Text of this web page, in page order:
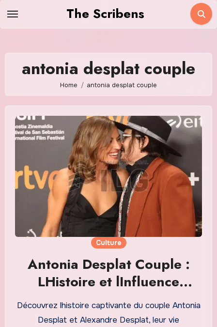
The Scribens
antonia desplat couple
Home antonia desplat couple
Culture
Antonia Desplat Couple :
LHistoire et lInfluence
dAlexandre et Antonia
Desplat
Découvrez lhistoire captivante du couple Antonia
Desplat et Alexandre Desplat, leur vie